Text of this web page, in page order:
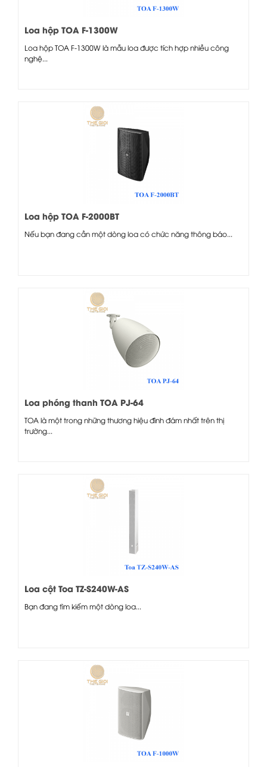
Loa hộp TOA F-1300W
Loa hộp TOA F-1300W là mẫu loa được tích hợp nhiều công
nghệ...
Loa hộp TOA F-2000BT
Nếu bạn đang cần một dòng loa có chức năng thông báo...
Loa phóng thanh TOA PJ-64
TOA là một trong những thương hiệu đình đám nhất trên thị
trường...
Loa cột Toa TZ-S240W-AS
Bạn đang tìm kiếm một dòng loa...